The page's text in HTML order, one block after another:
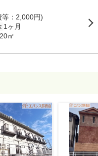
等：2,000円)
1ヶ月
㎡